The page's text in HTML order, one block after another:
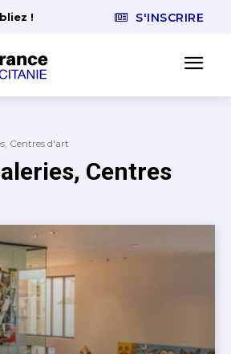
! S'INSCRIRE
Centres d'art
Centres